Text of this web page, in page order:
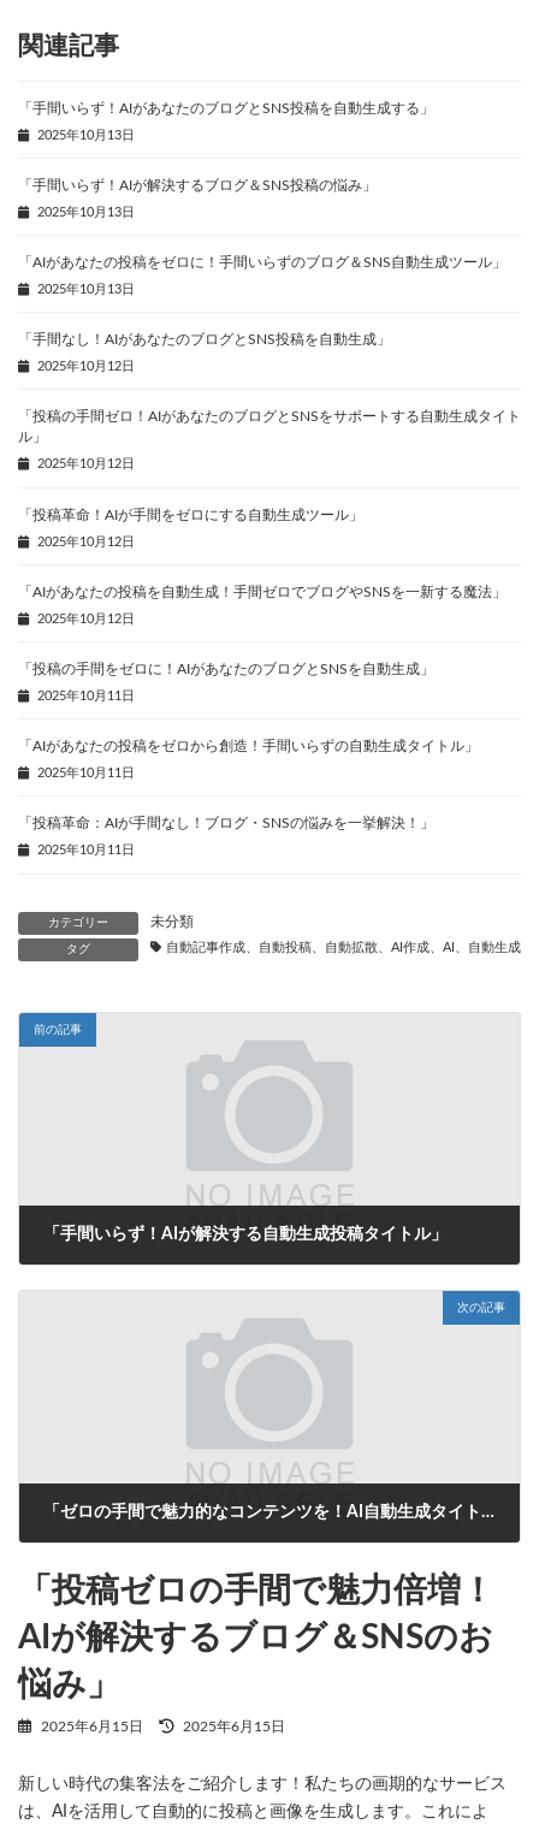
関連記事
「手間いらず！AIがあなたのブログとSNS投稿を自動生成する」
2025年10月13日
「手間いらず！AIが解決するブログ＆SNS投稿の悩み」
2025年10月13日
「AIがあなたの投稿をゼロに！手間いらずのブログ＆SNS自動生成ツール」
2025年10月13日
「手間なし！AIがあなたのブログとSNS投稿を自動生成」
2025年10月12日
「投稿の手間ゼロ！AIがあなたのブログとSNSをサポートする自動生成タイト
ル」
2025年10月12日
「投稿革命！AIが手間をゼロにする自動生成ツール」
2025年10月12日
「AIがあなたの投稿を自動生成！手間ゼロでブログやSNSを一新する魔法」
2025年10月12日
「投稿の手間をゼロに！AIがあなたのブログとSNSを自動生成」
2025年10月11日
「AIがあなたの投稿をゼロから創造！手間いらずの自動生成タイトル」
2025年10月11日
「投稿革命：AIが手間なし！ブログ・SNSの悩みを一挙解決！」
2025年10月11日
カテゴリー 未分類
タグ 自動記事作成、自動投稿、自動拡散、AI作成、AI、自動生成、
前の記事
「手間いらず！AIが解決する自動生成投稿タイトル」
次の記事
「ゼロの手間で魅力的なコンテンツを！AI自動生成タイトルがあなたの投稿をサポート」
「投稿ゼロの手間で魅力倍増！
AIが解決するブログ＆SNSのお
悩み」
2025年6月15日
最
新
日
2025年6月15日
新しい時代の集客法をご紹介します！私たちの画期的なサービス
は、AIを活用して自動的に投稿と画像を生成します。これによ